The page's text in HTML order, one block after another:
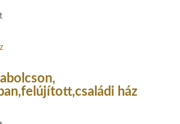
ház